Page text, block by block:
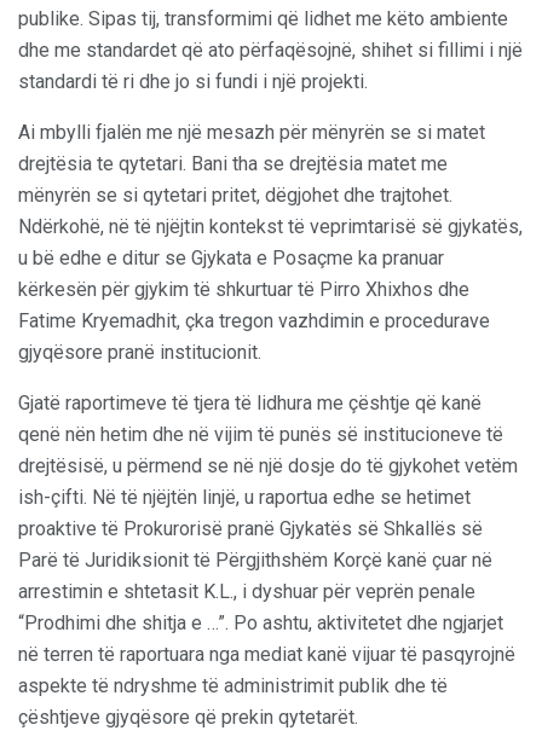
publike. Sipas tij, transformimi që lidhet me këto ambiente
dhe me standardet që ato përfaqësojnë, shihet si fillimi i një
standardi të ri dhe jo si fundi i një projekti.
Ai mbylli fjalën me një mesazh për mënyrën se si matet
drejtësia te qytetari. Bani tha se drejtësia matet me
mënyrën se si qytetari pritet, dëgjohet dhe trajtohet.
Ndërkohë, në të njëjtin kontekst të veprimtarisë së gjykatës,
u bë edhe e ditur se Gjykata e Posaçme ka pranuar
kërkesën për gjykim të shkurtuar të Pirro Xhixhos dhe
Fatime Kryemadhit, çka tregon vazhdimin e procedurave
gjyqësore pranë institucionit.
Gjatë raportimeve të tjera të lidhura me çështje që kanë
qenë nën hetim dhe në vijim të punës së institucioneve të
drejtësisë, u përmend se në një dosje do të gjykohet vetëm
ish-çifti. Në të njëjtën linjë, u raportua edhe se hetimet
proaktive të Prokurorisë pranë Gjykatës së Shkallës së
Parë të Juridiksionit të Përgjithshëm Korçë kanë çuar në
arrestimin e shtetasit K.L., i dyshuar për veprën penale
“Prodhimi dhe shitja e …”. Po ashtu, aktivitetet dhe ngjarjet
në terren të raportuara nga mediat kanë vijuar të pasqyrojnë
aspekte të ndryshme të administrimit publik dhe të
çështjeve gjyqësore që prekin qytetarët.